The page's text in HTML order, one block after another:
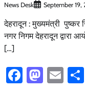
News Desk September 19,
देहरादून : मुख्यमंत्री पुष्कर
नगर निगम देहरादून द्वारा
[…]
Facebook